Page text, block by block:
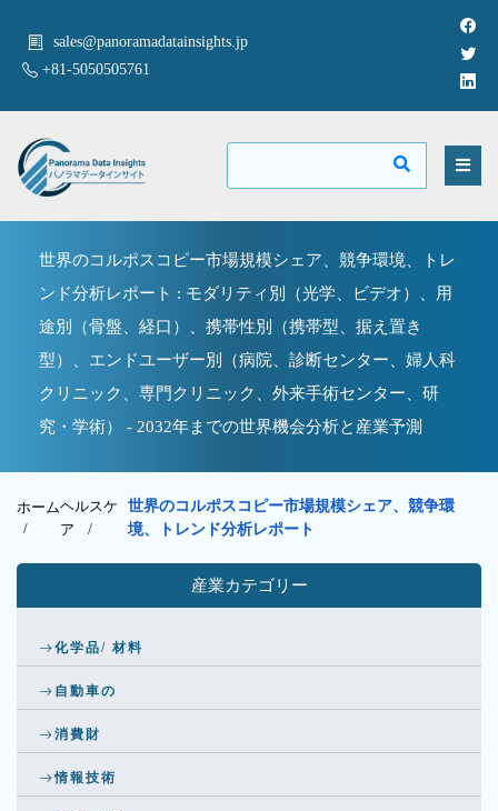
sales@panoramadatainsights.jp
+81-5050505761
世界のコルポスコピー市場規模シェア、競争環境、トレ
ンド分析レポート : モダリティ別（光学、ビデオ）、用
途別（骨盤、経口）、携帯性別（携帯型、据え置き
型）、エンドユーザー別（病院、診断センター、婦人科
クリニック、専門クリニック、外来手術センター、研
究・学術） - 2032年までの世界機会分析と産業予測
ホーム
/
ヘルスケ
ア /
世界のコルポスコピー市場規模シェア、競争環
境、トレンド分析レポート
産業カテゴリー
化学品/ 材料
自動車の
消費財
情報技術